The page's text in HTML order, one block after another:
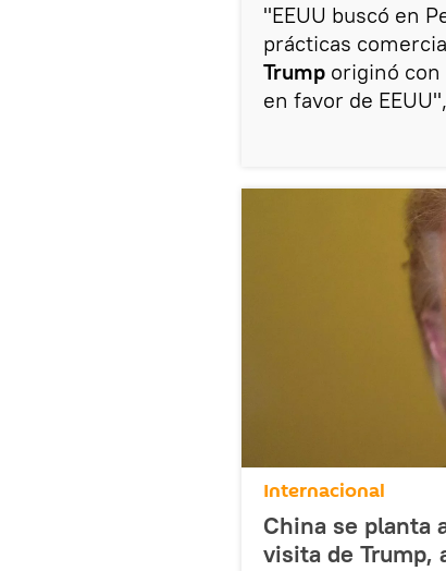
"EEUU buscó en
prácticas
Trump originó
en favor de
Internacional
China se planta
visita de Trump,